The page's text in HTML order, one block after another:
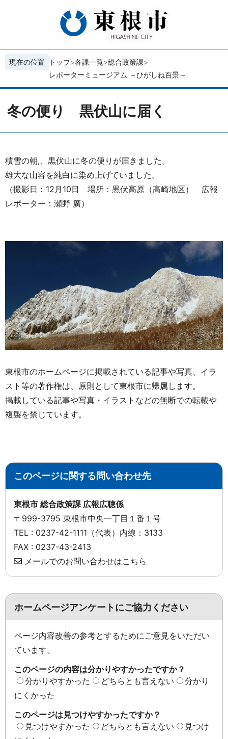
現在の位置 トップ 各課一覧 総合政策課
レポーターミュージアム ～ひがしね百景～
冬の便り 黒伏山に届く
積雪の朝,、黒伏山に冬の便りが届きました。
雄大な山容を純白に染め上げていました。
（撮影日：12月10日 場所：黒伏高原（高崎地区） 広報
レポーター：瀬野 廣）
東根市のホームページに掲載されている記事や写真、イラ
スト等の著作権は、原則として東根市に帰属します。
掲載している記事や写真・イラストなどの無断での転載や
複製を禁じています。
このページに関する問い合わせ先
東根市 総合政策課 広報広聴係
〒999-3795 東根市中央一丁目１番１号
TEL : 0237-42-1111（代表）内線：3133
FAX : 0237-43-2413
メールでのお問い合わせはこちら
ホームページアンケートにご協力ください
ページ内容改善の参考とするためにご意見をいただい
ています。
このページの内容は分かりやすかったですか？
分かりやすかった
どちらとも言えない
分かり
にくかった
このページは見つけやすかったですか？
見つけやすかった
どちらとも言えない
見つけ